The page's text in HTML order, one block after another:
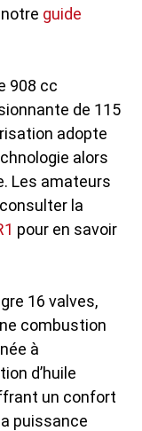
guide
908 cc
de 115
adopte
alors
Les amateurs
la
pour en savoir
16 valves,
combustion
à
d’huile
un confort
puissance